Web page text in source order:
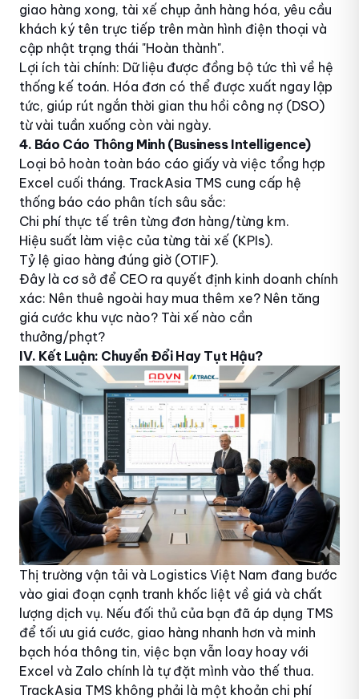
giao hàng xong, tài xế chụp ảnh hàng hóa, yêu cầu
khách ký tên trực tiếp trên màn hình điện thoại và
cập nhật trạng thái "Hoàn thành".
Lợi ích tài chính: Dữ liệu được đồng bộ tức thì về hệ
thống kế toán. Hóa đơn có thể được xuất ngay lập
tức, giúp rút ngắn thời gian thu hồi công nợ (DSO)
từ vài tuần xuống còn vài ngày.
4. Báo Cáo Thông Minh (Business Intelligence)
Loại bỏ hoàn toàn báo cáo giấy và việc tổng hợp
Excel cuối tháng. TrackAsia TMS cung cấp hệ
thống báo cáo phân tích sâu sắc:
Chi phí thực tế trên từng đơn hàng/từng km.
Hiệu suất làm việc của từng tài xế (KPIs).
Tỷ lệ giao hàng đúng giờ (OTIF).
Đây là cơ sở để CEO ra quyết định kinh doanh chính
xác: Nên thuê ngoài hay mua thêm xe? Nên tăng
giá cước khu vực nào? Tài xế nào cần
thưởng/phạt?
IV. Kết Luận: Chuyển Đổi Hay Tụt Hậu?
Thị trường vận tải và Logistics Việt Nam đang bước
vào giai đoạn cạnh tranh khốc liệt về giá và chất
lượng dịch vụ. Nếu đối thủ của bạn đã áp dụng TMS
để tối ưu giá cước, giao hàng nhanh hơn và minh
bạch hóa thông tin, việc bạn vẫn loay hoay với
Excel và Zalo chính là tự đặt mình vào thế thua.
TrackAsia TMS không phải là một khoản chi phí